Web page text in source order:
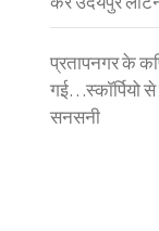
प्रतापनगर के
गई…स्कॉर्पियो
सनसनी